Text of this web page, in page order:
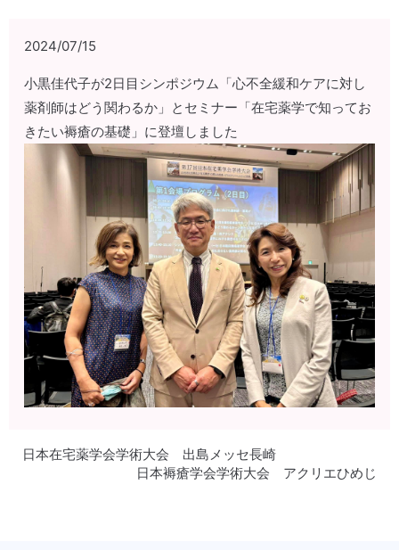
2024/07/15
小黒佳代子が2日目シンポジウム「心不全緩和ケアに対し
薬剤師はどう関わるか」とセミナー「在宅薬学で知ってお
きたい褥瘡の基礎」に登壇しました
日本在宅薬学会学術大会 出島メッセ長崎
日本褥瘡学会学術大会 アクリエひめじ